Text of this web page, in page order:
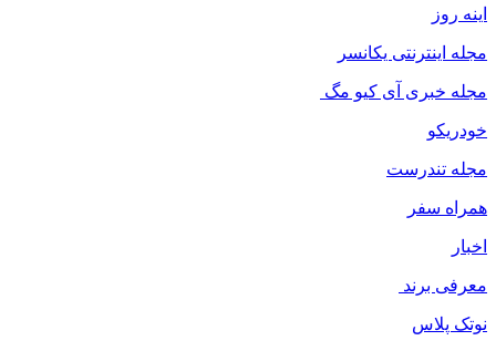
اینه روز
مجله اینترنتی یکانسر
مجله خبری آی کیو مگ
خودریکو
مجله‌ تندرست
همراه سفر
اخبار
معرفی برند
نوتک پلاس